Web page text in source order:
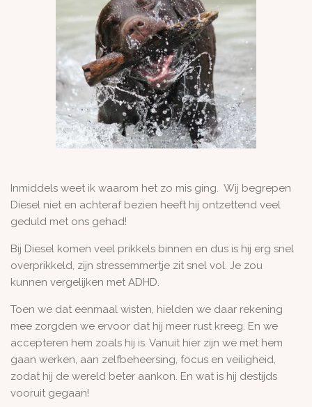
Inmiddels weet ik waarom het zo mis ging. Wij begrepen
Diesel niet en achteraf bezien heeft hij ontzettend veel
geduld met ons gehad!
Bij Diesel komen veel prikkels binnen en dus is hij erg snel
overprikkeld, zijn stressemmertje zit snel vol. Je zou
kunnen vergelijken met ADHD.
Toen we dat eenmaal wisten, hielden we daar rekening
mee zorgden we ervoor dat hij meer rust kreeg. En we
accepteren hem zoals hij is. Vanuit hier zijn we met hem
gaan werken, aan zelfbeheersing, focus en veiligheid,
zodat hij de wereld beter aankon. En wat is hij destijds
vooruit gegaan!